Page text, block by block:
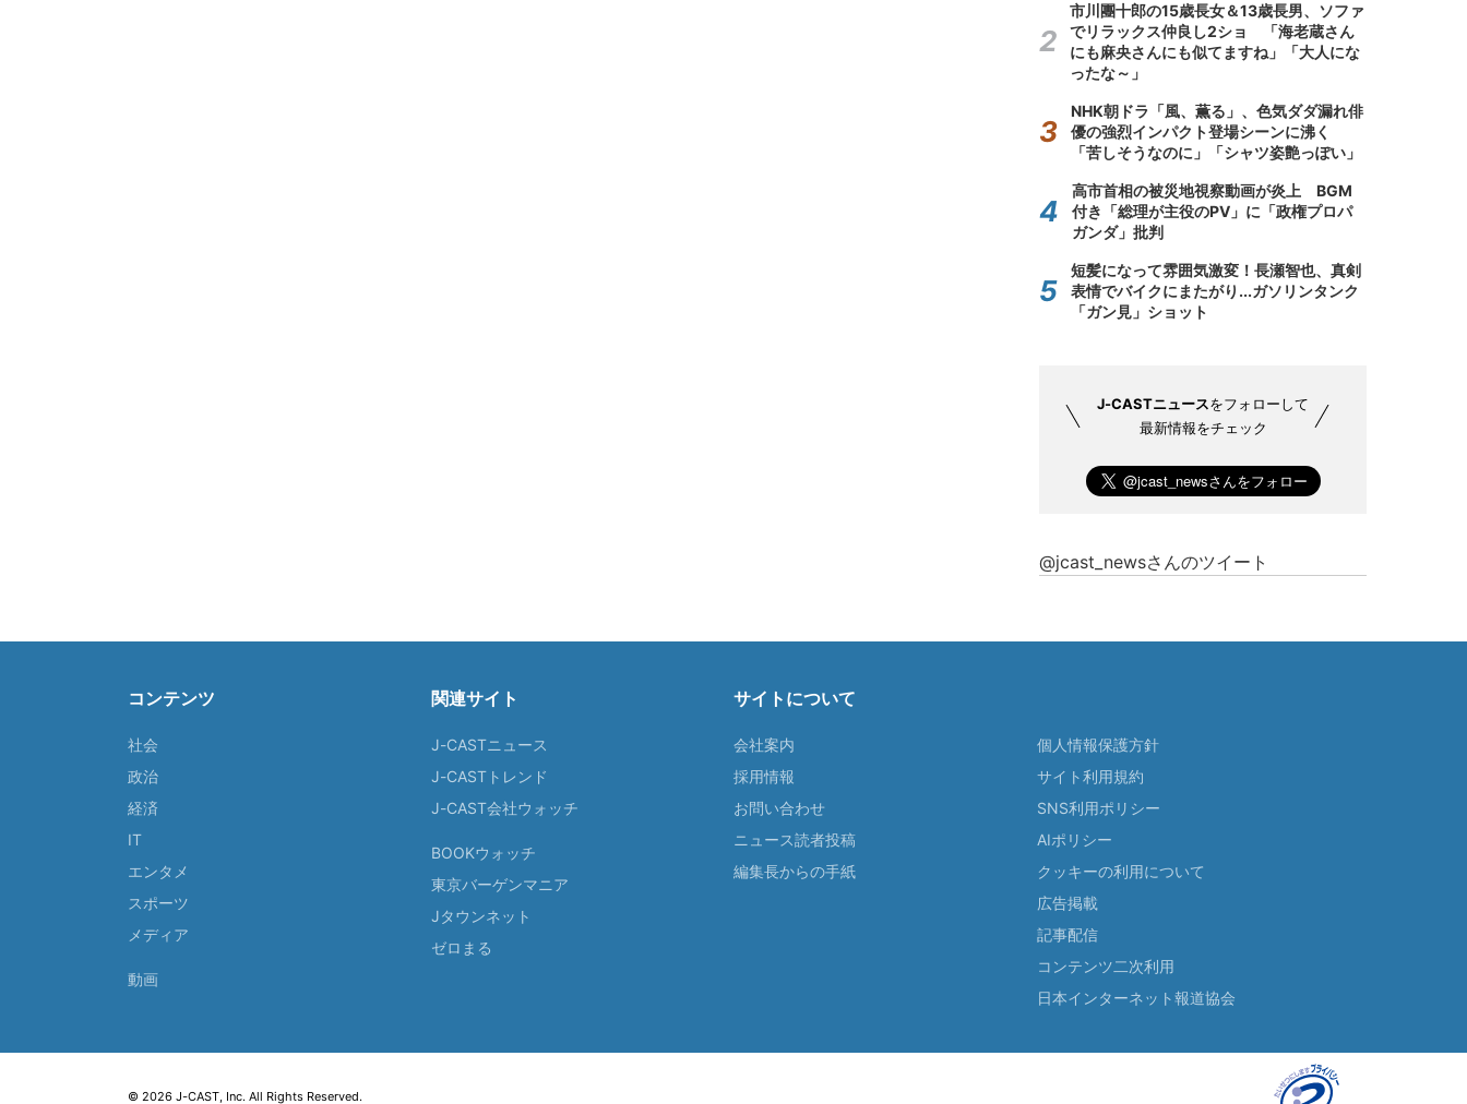
市川團十郎の15歳長女＆13歳長男、ソファ
でリラックス仲良し2ショ 「海老蔵さん
にも麻央さんにも似てますね」「大人にな
ったな～」
NHK朝ドラ「風、薫る」、色気ダダ漏れ俳
優の強烈インパクト登場シーンに沸く
「苦しそうなのに」「シャツ姿艶っぽい」
高市首相の被災地視察動画が炎上 BGM
付き「総理が主役のPV」に「政権プロパ
ガンダ」批判
短髪になって雰囲気激変！長瀬智也、真剣
表情でバイクにまたがり...ガソリンタンク
「ガン見」ショット
J-CASTニュースをフォローして
最新情報をチェック
@jcast_newsさんのツイート
コンテンツ
社会
政治
経済
IT
エンタメ
スポーツ
メディア
動画
関連サイト
J-CASTニュース
J-CASTトレンド
J-CAST会社ウォッチ
BOOKウォッチ
東京バーゲンマニア
Jタウンネット
ゼロまる
サイトについて
会社案内
採用情報
お問い合わせ
ニュース読者投稿
編集長からの手紙
個人情報保護方針
サイト利用規約
SNS利用ポリシー
AIポリシー
クッキーの利用について
広告掲載
記事配信
コンテンツ二次利用
日本インターネット報道協会
© 2026 J-CAST, Inc. All Rights Reserved.